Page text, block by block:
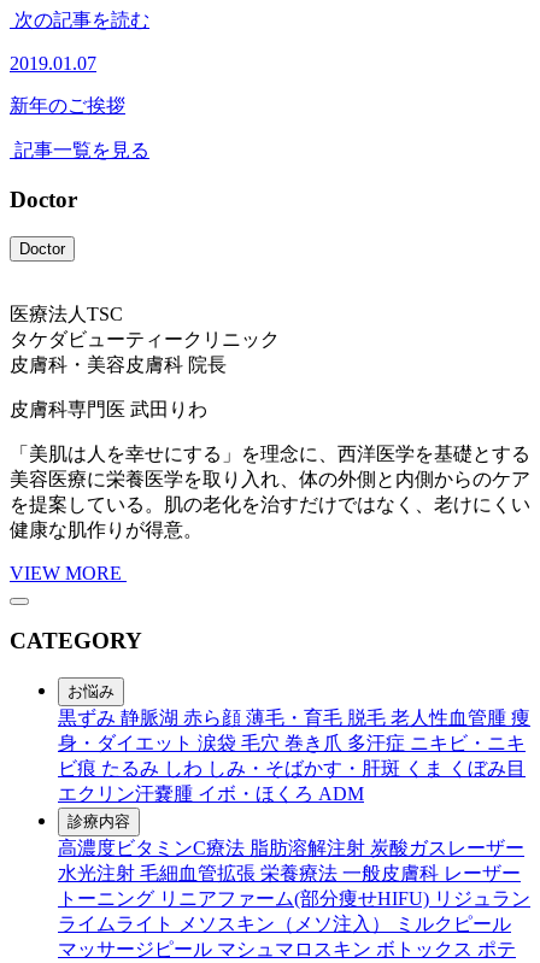
次の記事を読む
2019.01.07
新年のご挨拶
記事一覧を見る
Doctor
Doctor
医療法人TSC
タケダビューティークリニック
皮膚科・美容皮膚科 院長
皮膚科専門医 武田りわ
「美肌は人を幸せにする」を理念に、西洋医学を基礎とする
美容医療に栄養医学を取り入れ、体の外側と内側からのケア
を提案している。肌の老化を治すだけではなく、老けにくい
健康な肌作りが得意。
VIEW MORE
CATEGORY
お悩み
黒ずみ 静脈湖 赤ら顔 薄毛・育毛 脱毛 老人性血管腫 痩
身・ダイエット 涙袋 毛穴 巻き爪 多汗症 ニキビ・ニキ
ビ痕 たるみ しわ しみ・そばかす・肝斑 くま
くぼみ目
エクリン汗嚢腫 イボ・ほくろ ADM
診療内容
高濃度ビタミンC療法 脂肪溶解注射 炭酸ガスレーザー
水光注射 毛細血管拡張 栄養療法 一般皮膚科 レーザー
トーニング リニアファーム(部分痩せHIFU) リジュラン
ライムライト
メソスキン（メソ注入）
ミルクピール
マッサージピール マシュマロスキン ボトックス ポテ